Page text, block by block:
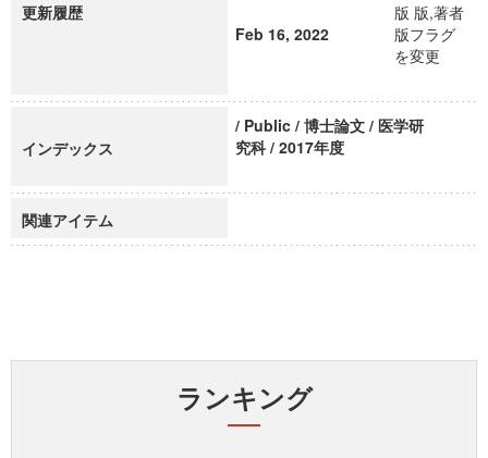
更新履歴
Feb 16, 2022
版 版,著者
版フラグ
を変更
インデックス
/ Public / 博士論文 / 医学研
究科 / 2017年度
関連アイテム
ランキング